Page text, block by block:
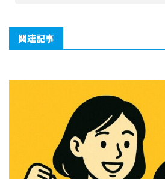
関連記事